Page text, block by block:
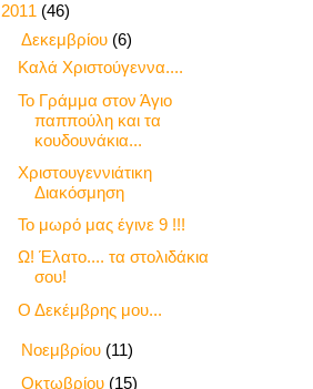
2011 (46)
Δεκεμβρίου (6)
Καλά Χριστούγεννα....
Το Γράμμα στον Άγιο
παππούλη και τα
κουδουνάκια...
Χριστουγεννιάτικη
Διακόσμηση
Το μωρό μας έγινε 9 !!!
Ω! Έλατο.... τα στολιδάκια
σου!
Ο Δεκέμβρης μου...
Νοεμβρίου (11)
Οκτωβρίου (15)